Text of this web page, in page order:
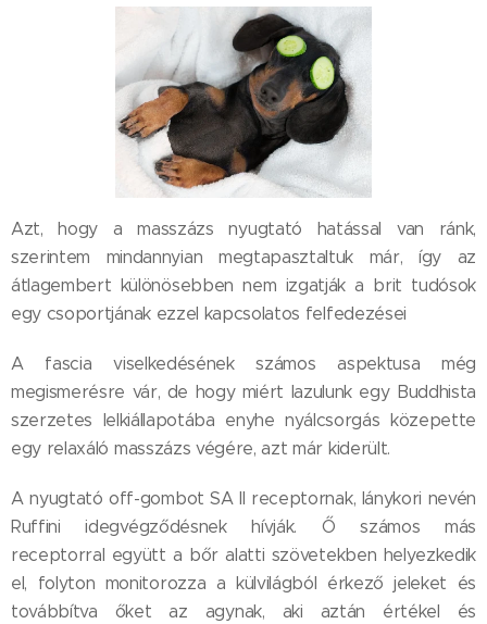
Azt, hogy a masszázs nyugtató hatással van ránk,
szerintem mindannyian megtapasztaltuk már, így az
átlagembert különösebben nem izgatják a brit tudósok
egy csoportjának ezzel kapcsolatos felfedezései 😊
A fascia viselkedésének számos aspektusa még
megismerésre vár, de hogy miért lazulunk egy Buddhista
szerzetes lelkiállapotába enyhe nyálcsorgás közepette
egy relaxáló masszázs végére, azt már kiderült.
A nyugtató off-gombot SA II receptornak, lánykori nevén
Ruffini idegvégződésnek hívják. Ő számos más
receptorral együtt a bőr alatti szövetekben helyezkedik
el, folyton monitorozza a külvilágból érkező jeleket és
továbbítva őket az agynak, aki aztán értékel és